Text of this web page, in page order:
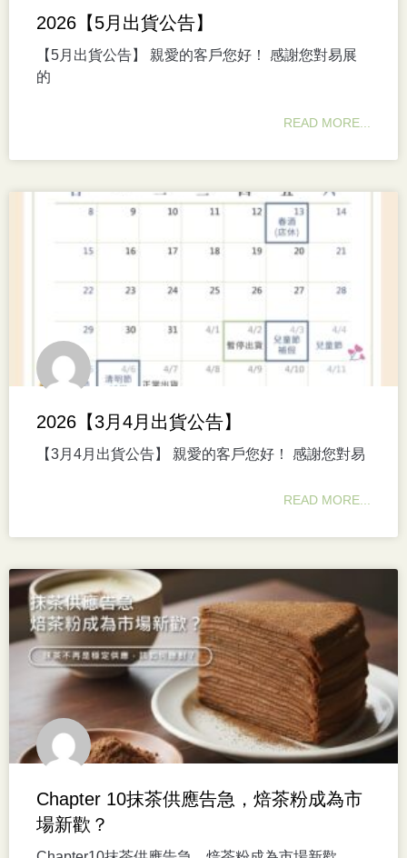
2026【5月出貨公告】
【5月出貨公告】 親愛的客戶您好！ 感謝您對易展
的
READ MORE...
2026【3月4月出貨公告】
【3月4月出貨公告】 親愛的客戶您好！ 感謝您對易
READ MORE...
Chapter 10抹茶供應告急，焙茶粉成為市
場新歡？